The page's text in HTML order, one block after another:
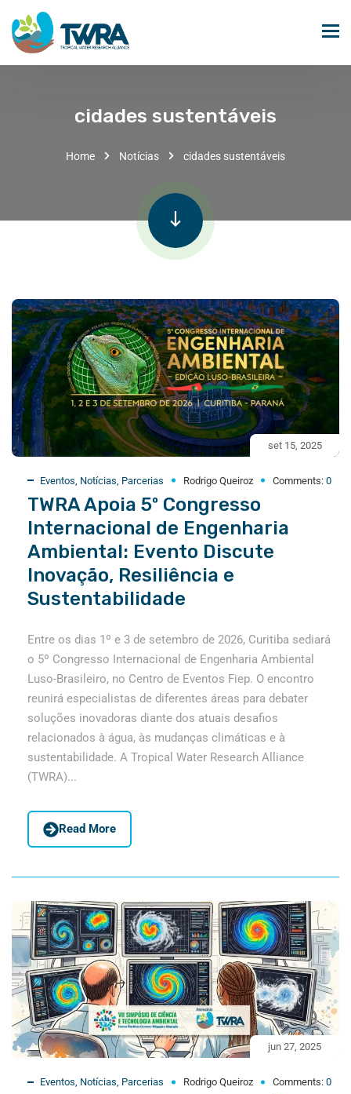
cidades sustentáveis
Home Notícias cidades sustentáveis
set 15, 2025
Eventos Notícias Parcerias Rodrigo Queiroz Comments: 0
TWRA Apoia 5º Congresso
Internacional de Engenharia
Ambiental: Evento Discute
Inovação, Resiliência e
Sustentabilidade
Entre os dias 1º e 3 de setembro de 2026, Curitiba sediará
o 5º Congresso Internacional de Engenharia Ambiental
Luso-Brasileiro, no Centro de Eventos Fiep. O encontro
reunirá especialistas de diferentes áreas para debater
soluções inovadoras diante dos atuais desafios
relacionados à água, às mudanças climáticas e à
sustentabilidade. A Tropical Water Research Alliance
(TWRA)...
Read More
jun 27, 2025
Eventos, Notícias, Parcerias Rodrigo Queiroz Comments: 0